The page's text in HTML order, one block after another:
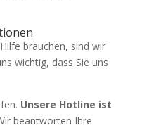
brauchen, sind wir
wichtig, dass Sie uns
Unsere Hotline ist
beantworten Ihre